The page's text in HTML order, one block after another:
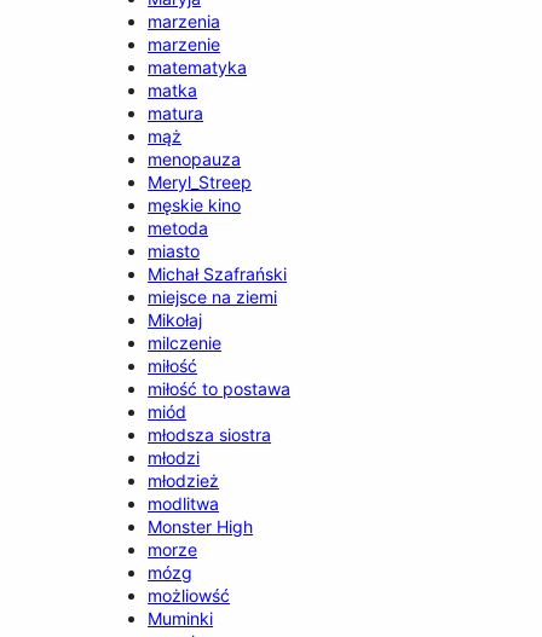
marzenia
marzenie
matematyka
matka
matura
mąż
menopauza
Meryl_Streep
męskie kino
metoda
miasto
Michał Szafrański
miejsce na ziemi
Mikołaj
milczenie
miłość
miłość to postawa
miód
młodsza siostra
młodzi
młodzież
modlitwa
Monster High
morze
mózg
możliowść
Muminki